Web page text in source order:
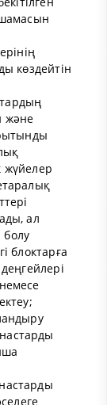
көздейтін
және
жүйелер
ал
блоктарға